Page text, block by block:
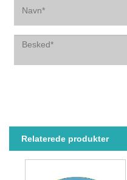
Relaterede produkter